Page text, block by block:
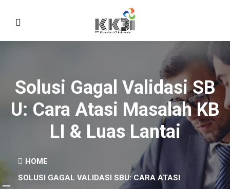
Solusi Gagal Validasi SB
U: Cara Atasi Masalah KB
LI & Luas Lantai
HOME
SOLUSI GAGAL VALIDASI SBU: CARA ATASI